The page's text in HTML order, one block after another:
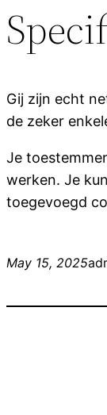
Gij zijn echt
de zeker
Je
werken. Je
toegevoegd
May 15, 2025